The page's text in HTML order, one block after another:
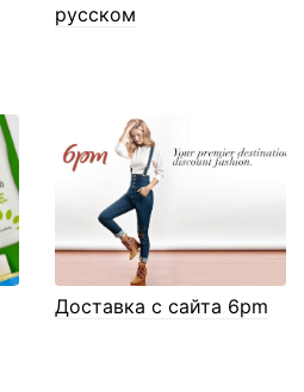
русском
Доставка с сайта 6pm